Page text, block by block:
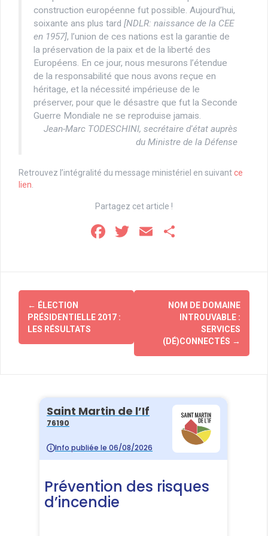
construction européenne fut possible. Aujourd’hui,
soixante ans plus tard [NDLR: naissance de la CEE
en 1957], l’union de ces nations est la garantie de
la préservation de la paix et de la liberté des
Européens. En ce jour, nous mesurons l’étendue
de la responsabilité que nous avons reçue en
héritage, et la nécessité impérieuse de le
préserver, pour que le désastre que fut la Seconde
Guerre Mondiale ne se reproduise jamais.
Jean-Marc TODESCHINI, secrétaire d'état auprès
du Ministre de la Défense
Retrouvez l’intégralité du message ministériel en suivantce
lien
Partagez cet article !
F
b
o
o
k
T
er
E
g
er
Navigation
d'article
← ÉLECTION
PRÉSIDENTIELLE 2017 :
LES RÉSULTATS
NOM DE DOMAINE
INTROUVABLE :
SERVICES
(DÉ)CONNECTÉS →